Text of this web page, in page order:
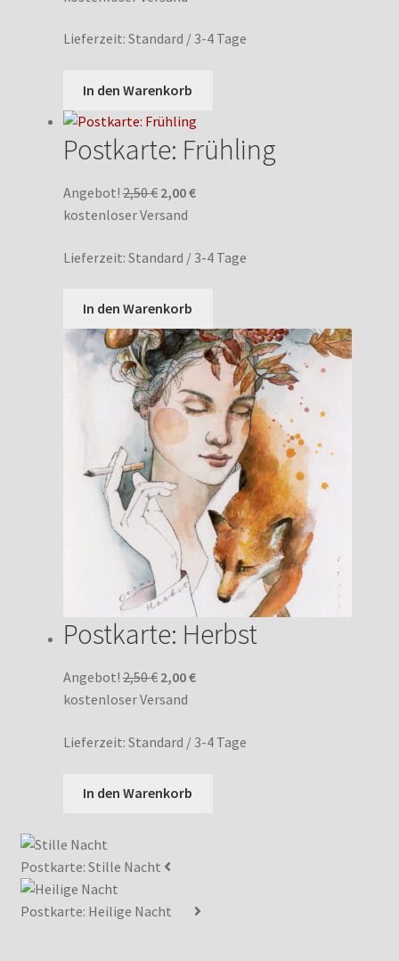
2,50 € 2,00 €.
Lieferzeit: Standard / 3-4 Tage
In den Warenkorb
Postkarte: Frühling
Angebot!2,50€ Ursprünglicher
Preis
2,50 €
2,00€Aktueller
2,00 €.
kostenloser Versand
Lieferzeit: Standard / 3-4 Tage
In den Warenkorb
Postkarte: Herbst
Angebot!2,50€ Ursprünglicher
Preis
2,50 €
2,00€Aktueller
2,00 €.
kostenloser Versand
Lieferzeit: Standard / 3-4 Tage
In den Warenkorb
Postkarte: Stille Nacht
Postkarte: Heilige Nacht